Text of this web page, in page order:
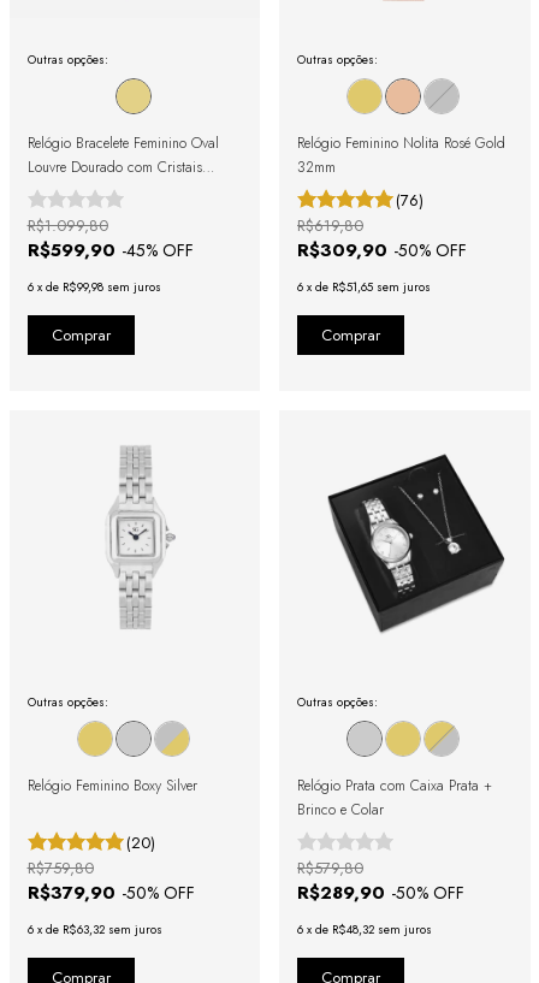
Outras opções:
Relógio Bracelete Feminino Oval
Louvre Dourado com Cristais
Cravejados
R$599,90 -45% OFF
R$1.099,80
6 x de R$99,98 sem juros
Outras opções:
Relógio Feminino Nolita Rosé Gold
32mm
(76)
R$309,90 -50% OFF
R$619,80
6 x de R$51,65 sem juros
Outras opções:
Relógio Feminino Boxy Silver
(20)
R$379,90 -50% OFF
R$759,80
6 x de R$63,32 sem juros
Outras opções:
Relógio Prata com Caixa Prata +
Brinco e Colar
R$289,90 -50% OFF
R$579,80
6 x de R$48,32 sem juros